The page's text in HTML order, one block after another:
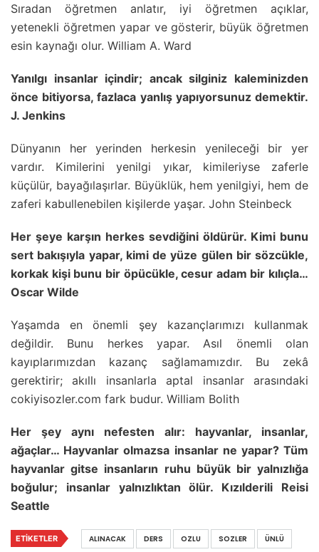
Sıradan öğretmen anlatır, iyi öğretmen açıklar,
yetenekli öğretmen yapar ve gösterir, büyük öğretmen
esin kaynağı olur. William A. Ward
Yanılgı insanlar içindir; ancak silginiz kaleminizden
önce bitiyorsa, fazlaca yanlış yapıyorsunuz demektir.
J. Jenkins
Dünyanın her yerinden herkesin yenileceği bir yer
vardır. Kimilerini yenilgi yıkar, kimileriyse zaferle
küçülür, bayağılaşırlar. Büyüklük, hem yenilgiyi, hem de
zaferi kabullenebilen kişilerde yaşar. John Steinbeck
Her şeye karşın herkes sevdiğini öldürür. Kimi bunu
sert bakışıyla yapar, kimi de yüze gülen bir sözcükle,
korkak kişi bunu bir öpücükle, cesur adam bir kılıçla…
Oscar Wilde
Yaşamda en önemli şey kazançlarımızı kullanmak
değildir. Bunu herkes yapar. Asıl önemli olan
kayıplarımızdan kazanç sağlamamızdır. Bu zekâ
gerektirir; akıllı insanlarla aptal insanlar arasındaki
cokiyisozler.com fark budur. William Bolith
Her şey aynı nefesten alır: hayvanlar, insanlar,
ağaçlar… Hayvanlar olmazsa insanlar ne yapar? Tüm
hayvanlar gitse insanların ruhu büyük bir yalnızlığa
boğulur; insanlar yalnızlıktan ölür. Kızılderili Reisi
Seattle
ETIKETLER ALINACAK DERS OZLU SOZLER ÜNLÜ